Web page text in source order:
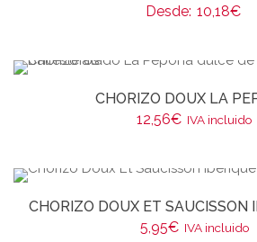
Desde: 10,18€
CHORIZO DOUX LA
12,56€ IVA incluido
CHORIZO DOUX ET SAUCISSON
5,95€ IVA incluido